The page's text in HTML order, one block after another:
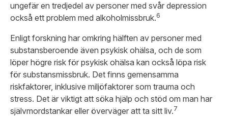
ungefär en tredjedel av personer med svår depression
också ett problem med alkoholmissbruk.6
Enligt forskning har omkring hälften av personer med
substansberoende även psykisk ohälsa, och de som
löper högre risk för psykisk ohälsa kan också löpa risk
för substansmissbruk. Det finns gemensamma
riskfaktorer, inklusive miljöfaktorer som trauma och
stress. Det är viktigt att söka hjälp och stöd om man har
självmordstankar eller överväger att ta sitt liv.7